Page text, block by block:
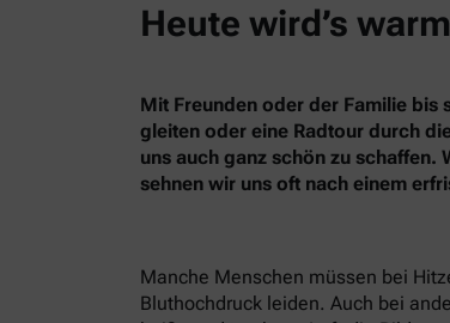
Heute wird’s
Mit Freunden oder der Familie bis
gleiten oder eine Radtour durch
uns auch ganz schön zu schaffen.
sehnen wir uns oft nach einem
Manche Menschen müssen bei
Bluthochdruck leiden. Auch bei